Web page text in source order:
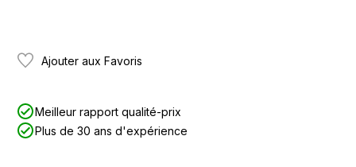
Ajouter aux Favoris
Meilleur rapport qualité-prix
Plus de 30 ans d'expérience